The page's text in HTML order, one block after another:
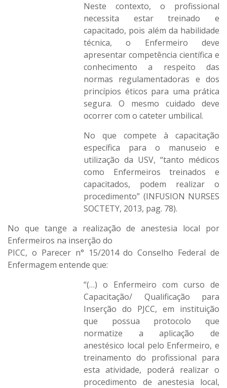
Neste contexto, o profissional
necessita estar treinado e
capacitado, pois além da habilidade
técnica, o Enfermeiro deve
apresentar competência científica e
conhecimento a respeito das
normas regulamentadoras e dos
princípios éticos para uma prática
segura. O mesmo cuidado deve
ocorrer com o cateter umbilical.
No que compete à capacitação
específica para o manuseio e
utilização da USV, “tanto médicos
como Enfermeiros treinados e
capacitados, podem realizar o
procedimento” (INFUSION NURSES
SOCTETY, 2013, pag. 78).
No que tange a realização de anestesia local por
Enfermeiros na inserção do
PICC, o Parecer n° 15/2014 do Conselho Federal de
Enfermagem entende que:
“(…) o Enfermeiro com curso de
Capacitação/ Qualificação para
Inserção do PJCC, em instituição
que possua protocolo que
normatize a aplicação de
anestésico local pelo Enfermeiro, e
treinamento do profissional para
esta atividade, poderá realizar o
procedimento de anestesia local,